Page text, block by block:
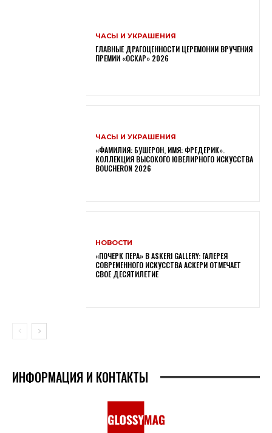
ЧАСЫ И УКРАШЕНИЯ
ГЛАВНЫЕ ДРАГОЦЕННОСТИ ЦЕРЕМОНИИ ВРУЧЕНИЯ
ПРЕМИИ «ОСКАР» 2026
ЧАСЫ И УКРАШЕНИЯ
«ФАМИЛИЯ: БУШЕРОН, ИМЯ: ФРЕДЕРИК».
КОЛЛЕКЦИЯ ВЫСОКОГО ЮВЕЛИРНОГО ИСКУССТВА
BOUCHERON 2026
НОВОСТИ
«ПОЧЕРК ПЕРА» В ASKERI GALLERY: ГАЛЕРЕЯ
СОВРЕМЕННОГО ИСКУССТВА АСКЕРИ ОТМЕЧАЕТ
СВОЕ ДЕСЯТИЛЕТИЕ
ИНФОРМАЦИЯ И КОНТАКТЫ